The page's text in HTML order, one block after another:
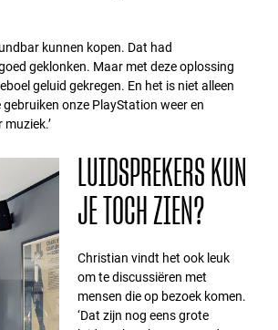
kunnen kopen. Dat had
geklonken. Maar met deze oplossing
geluid gekregen. En het is niet alleen
onze PlayStation weer en
LUIDSPREKERS KUN
JE TOCH ZIEN?
Christian vindt het ook leuk
om te discussiëren met
mensen die op bezoek komen.
‘Dat zijn nog eens grote